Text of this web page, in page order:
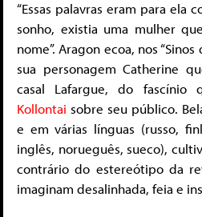
“Essas palavras eram para ela
sonho, existia uma mulher
nome”. Aragon ecoa, nos
sua personagem Catherine
casal Lafargue, do fascínio
Kollontai sobre seu público.
e em várias línguas (russo,
inglês, norueguês, sueco),
contrário do estereótipo da
imaginam desalinhada, feia e